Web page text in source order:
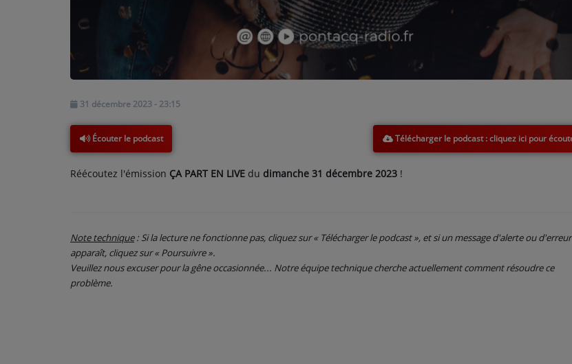
JEUX CONCOURS
RECRUTEMENT
VENEZ DANS LE PUBLIC !
CRÉATIONS AUDIOVISUELLES
L'ŒIL DE L'OIE | PRÉSENTATION
VIDÉOS | JEUX
PARTENAIRES
31 décembre 2023 - 23:15
Écouter le podcast Télécharger le podcast
Réécoutez l'émission ÇA PART EN LIVE du dimanche 31 décembre 2023 !
Note technique: Si la lecture ne fonctionne pas, cliquez sur « Télécharger le podcast », et si un message d'alerte ou d'erreur
apparaît, cliquez sur « Poursuivre ».
Veuillez nous excuser pour la gêne occasionnée... Notre équipe technique cherche actuellement comment résoudre ce
problème.